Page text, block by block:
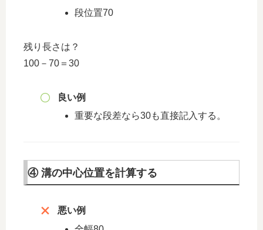
段位置70
残り長さは？
100－70＝30
良い例
重要な段差なら30も直接記入する。
④ 溝の中心位置を計算する
悪い例